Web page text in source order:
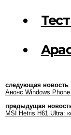
следующая новость
Анонс Windows
предыдущая
MSI Hetris H61 Ultra: